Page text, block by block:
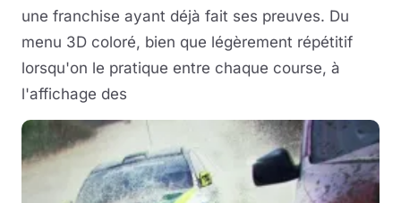
une franchise ayant déjà fait ses preuves. Du
menu 3D coloré, bien que légèrement répétitif
lorsqu'on le pratique entre chaque course, à
l'affichage des